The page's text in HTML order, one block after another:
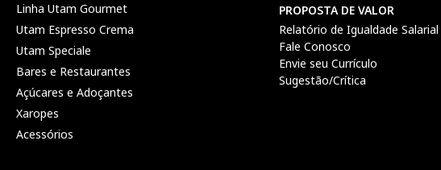
Linha Utam Gourmet
Utam Espresso Crema
Utam Speciale
Bares e Restaurantes
Açúcares e Adoçantes
Xaropes
Acessórios
PROPOSTA DE VALOR
Relatório de Igualdade Salarial
Fale Conosco
Envie seu Currículo
Sugestão/Crítica